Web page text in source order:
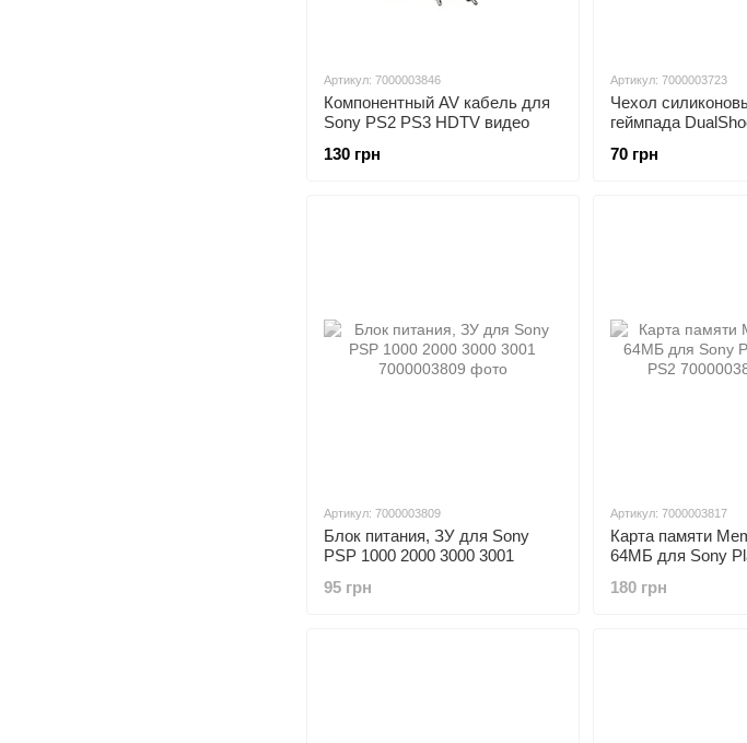
Артикул: 7000003846
Компонентный AV кабель для
Sony PS2 PS3 HDTV видео
130 грн
Артикул: 7000003723
Чехол
геймпада
70 грн
Артикул: 7000003809
Блок питания, ЗУ для Sony
PSP 1000 2000 3000 3001
95 грн
Артикул: 7000003817
Карта памяти
64МБ для Sony
180 грн